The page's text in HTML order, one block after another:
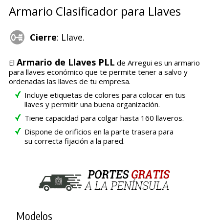
Armario Clasificador para Llaves
Cierre: Llave.
El Armario de Llaves PLL de Arregui es un armario
para llaves económico que te permite tener a salvo y
ordenadas las llaves de tu empresa.
Incluye etiquetas de colores para colocar en tus
llaves y permitir una buena organización.
Tiene capacidad para colgar hasta 160 llaveros.
Dispone de orificios en la parte trasera para
su correcta fijación a la pared.
Modelos